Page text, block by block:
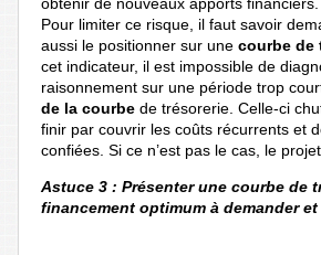
Pour limiter ce risque, il faut savoir
aussi le positionner sur une courbe de
cet indicateur, il est impossible de
raisonnement sur une période trop
de la courbe de trésorerie. Celle-ci
finir par couvrir les coûts récurrents et
confiées. Si ce n’est pas le cas, le
Astuce 3 : Présenter une courbe de
financement optimum à demander